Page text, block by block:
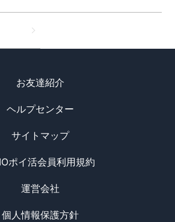
お友達紹介
ヘルプセンター
サイトマップ
ポイ活会員利用規約
運営会社
個人情報保護方針